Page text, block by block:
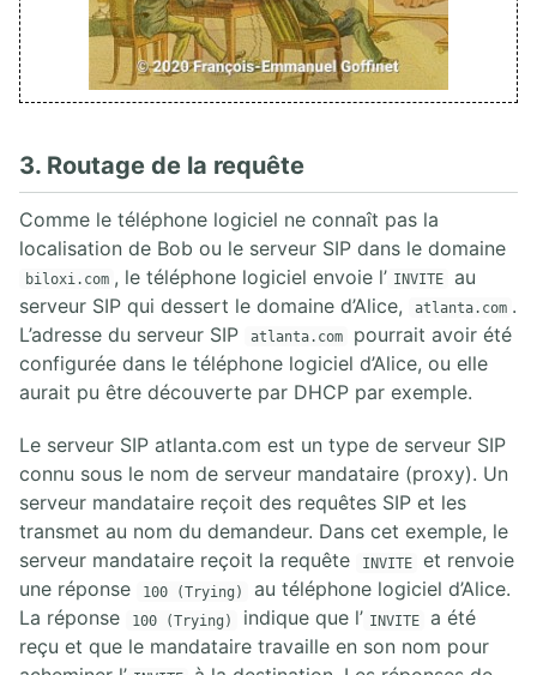
3. Routage de la requête
Comme le téléphone logiciel ne connaît pas la
localisation de Bob ou le serveur SIP dans le domaine
biloxi.com , le téléphone logiciel envoie l’ INVITE
au
serveur SIP qui dessert le domaine d’Alice,
atlanta.com .
L’adresse du serveur SIP
atlanta.com
pourrait avoir été
configurée dans le téléphone logiciel d’Alice, ou elle
aurait pu être découverte par DHCP par exemple.
Le serveur SIP atlanta.com est un type de serveur SIP
connu sous le nom de serveur mandataire (proxy). Un
serveur mandataire reçoit des requêtes SIP et les
transmet au nom du demandeur. Dans cet exemple, le
serveur mandataire reçoit la requête
INVITE
et renvoie
une réponse
100 (Trying)
au téléphone logiciel d’Alice.
La réponse
100 (Trying) indique que l’ INVITE
a été
reçu et que le mandataire travaille en son nom pour